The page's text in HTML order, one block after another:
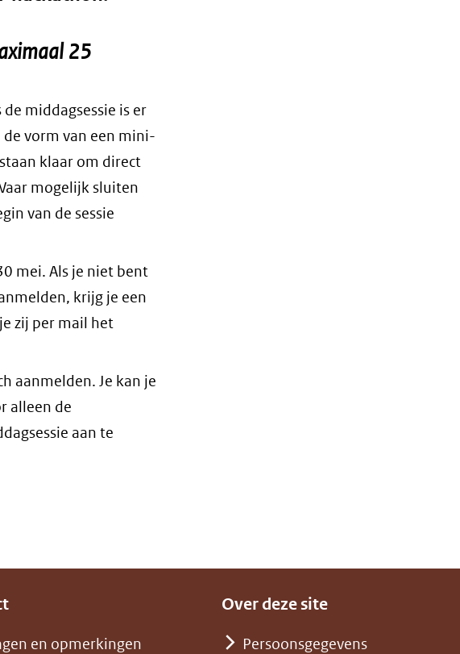
25
middagsessie is er
vorm van een mini-
klaar om direct
mogelijk sluiten
van de sessie
mei. Als je niet bent
krijg je een
zij per mail het
aanmelden. Je kan je
alleen de
aan te
en opmerkingen
Over deze site
Persoonsgegevens